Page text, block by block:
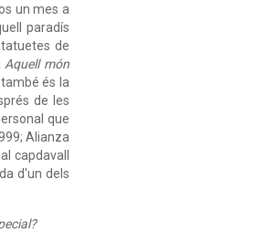
un mes a
paradís
de
Aquell món
és la
de les
que
Alianza
capdavall
d'un dels